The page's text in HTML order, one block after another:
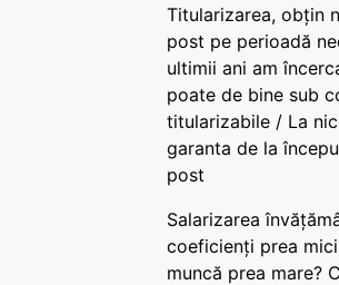
Titularizarea, obțin
post pe perioadă
ultimii ani am
poate de bine sub
titularizabile / La
garanta de la
post
Salarizarea
coeficienți prea
muncă prea mare?